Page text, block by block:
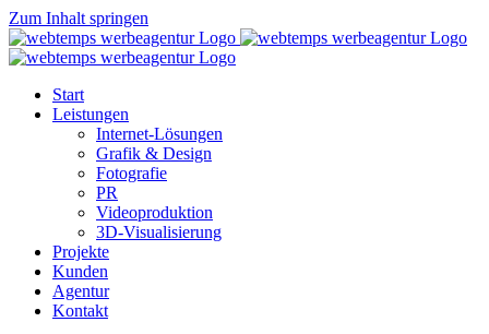
Zum Inhalt springen
Start
Leistungen
Internet-Lösungen
Grafik & Design
Fotografie
PR
Videoproduktion
3D-Visualisierung
Projekte
Kunden
Agentur
Kontakt